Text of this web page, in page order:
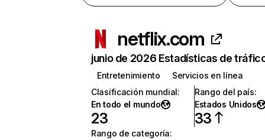
netflix.com
junio de 2026 Estadísticas de
Entretenimiento
Servicios en línea
Clasificación mundial:
En todo el mundo
23
Rango del país:
Estados Unidos
33
Rango de categoría: